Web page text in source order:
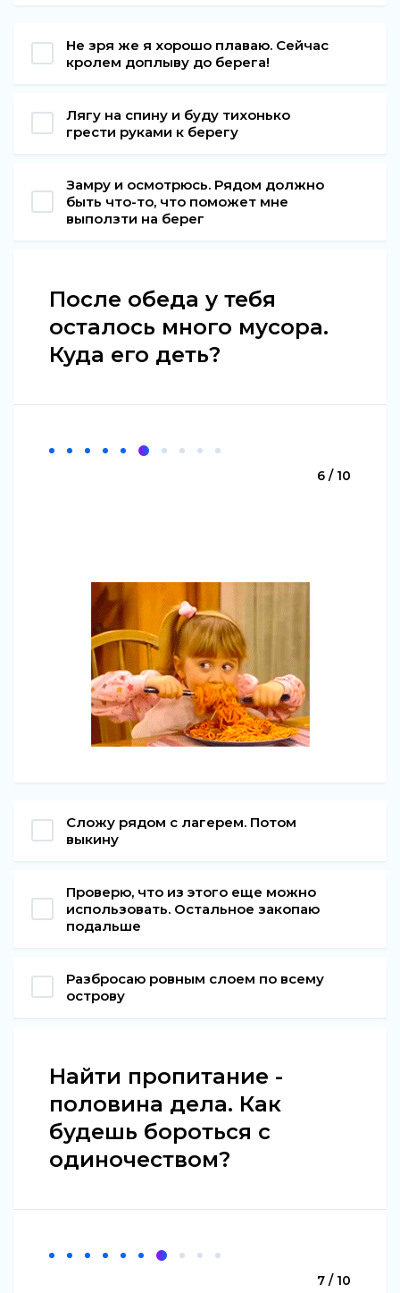
Не зря же я хорошо плаваю. Сейчас
кролем доплыву до берега!
Лягу на спину и буду тихонько
грести руками к берегу
Замру и осмотрюсь. Рядом должно
быть что-то, что поможет мне
выползти на берег
После обеда у тебя
осталось много мусора.
Куда его деть?
6 / 10
Сложу рядом с лагерем. Потом
выкину
Проверю, что из этого еще можно
использовать. Остальное закопаю
подальше
Разбросаю ровным слоем по всему
острову
Найти пропитание -
половина дела. Как
будешь бороться с
одиночеством?
7 / 10